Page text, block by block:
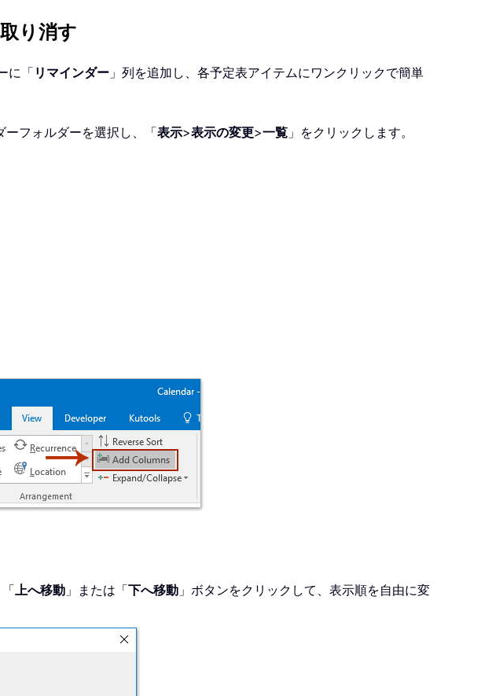
り消す
に「 リマインダー 」列を追加し、各予定表アイテムにワンクリックで簡単
ーフォルダーを選択し、「表示>表示の変更>一覧 」をクリックします。
上へ移動 」または「下へ移動 」ボタンをクリックして、表示順を自由に変